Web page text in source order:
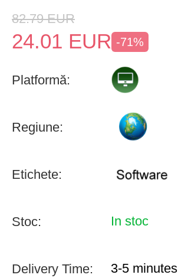
82.79 EUR
24.01 EUR -71%
Platformă:
Regiune:
Etichete:
Stoc: In stoc
Delivery Time: 3-5 minutes